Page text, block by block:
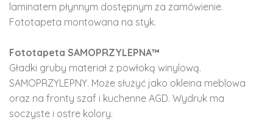
laminatem płynnym dostępnym za zamówienie.
Fototapeta montowana na styk.
Fototapeta SAMOPRZYLEPNA™
Gładki gruby materiał z powłoką winylową.
SAMOPRZYLEPNY. Może służyć jako okleina meblowa
oraz na fronty szaf i kuchenne AGD. Wydruk ma
soczyste i ostre kolory.